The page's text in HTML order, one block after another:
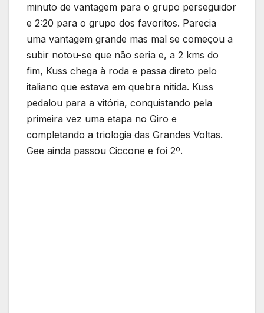
minuto de vantagem para o grupo perseguidor
e 2:20 para o grupo dos favoritos. Parecia
uma vantagem grande mas mal se começou a
subir notou-se que não seria e, a 2 kms do
fim, Kuss chega à roda e passa direto pelo
italiano que estava em quebra nítida. Kuss
pedalou para a vitória, conquistando pela
primeira vez uma etapa no Giro e
completando a triologia das Grandes Voltas.
Gee ainda passou Ciccone e foi 2º.